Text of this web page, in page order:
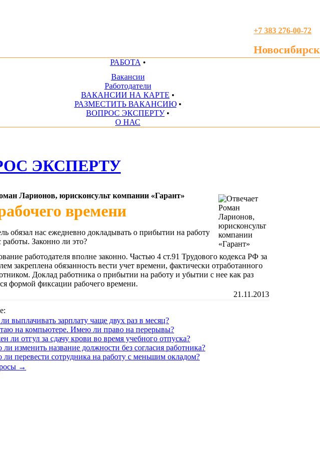
+7 383 276-00-72
Новосибирск
РАБОТА •
Вакансии
Работодатели
ВАКАНСИИ НА КАРТЕ •
РАЗМЕСТИТЬ ВАКАНСИЮ •
ВОПРОС ЭКСПЕРТУ •
О НАС
ЭКСПЕРТУ
Ларионов, юрисконсульт компании «Гарант»
времени
обязал нас ежедневно докладывать о прибытии на работу
Законно ли это?
работодателя вполне законно. Частью 4 ст.91 Трудового кодекса РФ за
закреплена обязанность вести учет времени, фактически отработанного
Доклад работника о прибытии на работу и убытии с нее как раз
формой фиксации рабочего времени.
21.11.2013
выплачивать зарплату чаще двух раз в месяц?
на компьютере. Имею ли право на перерывы?
ли отгул за сдачу крови во время учебного отпуска?
изменить название должности без согласия работника?
перевести сотрудника на работу с меньшим окладом?
→